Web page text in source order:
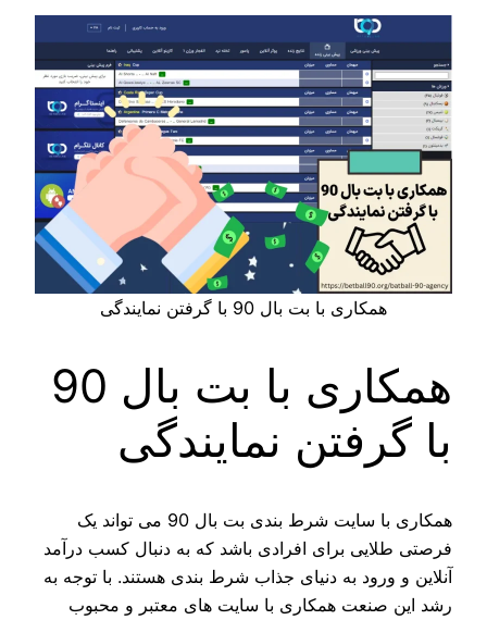
همکاری با بت بال 90 با گرفتن نمایندگی
همکاری با بت بال 90
با گرفتن نمایندگی
همکاری با سایت شرط بندی بت بال 90 می‌ تواند یک
فرصتی طلایی برای افرادی باشد که به دنبال کسب درآمد
آنلاین و ورود به دنیای جذاب شرط بندی هستند. با توجه به
رشد این صنعت همکاری با سایت‌ های معتبر و محبوب